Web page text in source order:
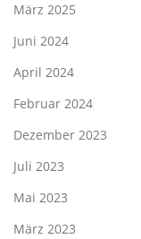
März 2025
Juni 2024
April 2024
Februar 2024
Dezember 2023
Juli 2023
Mai 2023
März 2023